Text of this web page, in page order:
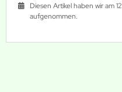
Diesen Artikel haben wir am
aufgenommen.